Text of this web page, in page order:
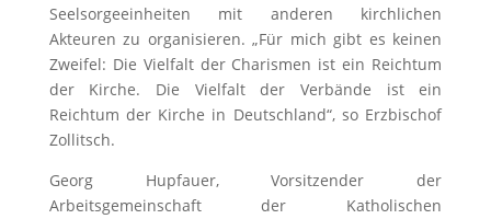
Seelsorgeeinheiten mit anderen kirchlichen
Akteuren zu organisieren. „Für mich gibt es keinen
Zweifel: Die Vielfalt der Charismen ist ein Reichtum
der Kirche. Die Vielfalt der Verbände ist ein
Reichtum der Kirche in Deutschland“, so Erzbischof
Zollitsch.
Georg Hupfauer, Vorsitzender der
Arbeitsgemeinschaft der Katholischen